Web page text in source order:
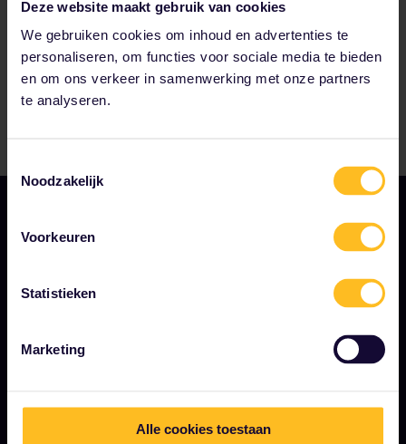
Deze website maakt gebruik van cookies
We gebruiken cookies om inhoud en advertenties te
personaliseren, om functies voor sociale media te bieden
en om ons verkeer in samenwerking met onze partners
te analyseren.
Noodzakelijk
Voorkeuren
Statistieken
Marketing
Alle cookies toestaan
Interrail Pass gebruiksvoorwaarden